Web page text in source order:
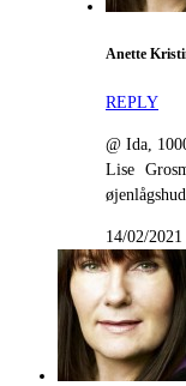
Anette
REPLY
@ Ida,
Lise
14/02/2021